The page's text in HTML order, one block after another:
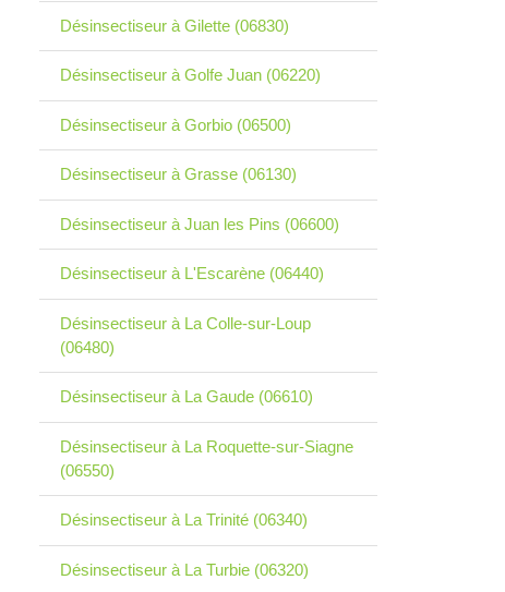
Désinsectiseur à Gilette (06830)
Désinsectiseur à Golfe Juan (06220)
Désinsectiseur à Gorbio (06500)
Désinsectiseur à Grasse (06130)
Désinsectiseur à Juan les Pins (06600)
Désinsectiseur à L'Escarène (06440)
Désinsectiseur à La Colle-sur-Loup
(06480)
Désinsectiseur à La Gaude (06610)
Désinsectiseur à La Roquette-sur-Siagne
(06550)
Désinsectiseur à La Trinité (06340)
Désinsectiseur à La Turbie (06320)